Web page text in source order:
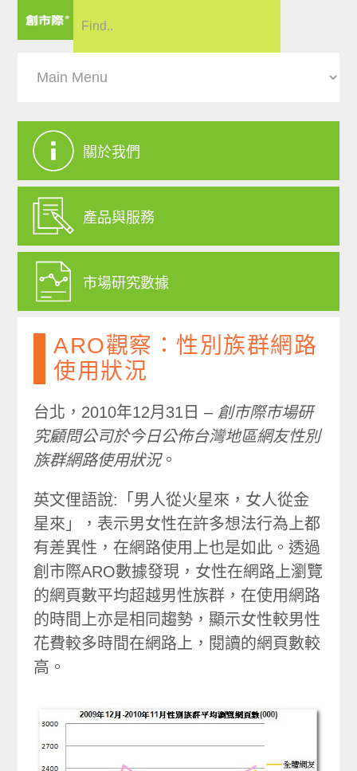
關於我們
產品與服務
市場研究數據
ARO觀察：性別族群網路
使用狀況
台北，2010年12月31日 – 創市際市場研
究顧問公司於今日公佈台灣地區網友性別
族群網路使用狀況。
英文俚語說:「男人從火星來，女人從金
星來」，表示男女性在許多想法行為上都
有差異性，在網路使用上也是如此。透過
創市際ARO數據發現，女性在網路上瀏覽
的網頁數平均超越男性族群，在使用網路
的時間上亦是相同趨勢，顯示女性較男性
花費較多時間在網路上，閱讀的網頁數較
高。